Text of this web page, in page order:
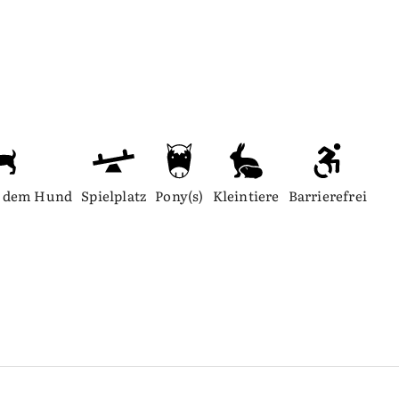
Hund Spielplatz Pony(s) Kleintiere Barrierefrei